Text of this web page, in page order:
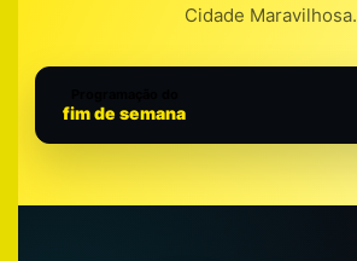
Cidade Maravilhosa.
fim de semana